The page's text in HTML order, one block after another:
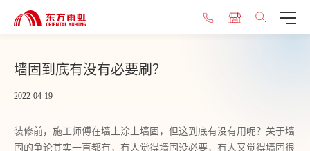
墙固到底有没有必要刷？
2022-04-19
装修前，施工师傅在墙上涂上墙固，但这到底有没有用呢？关于墙
固的争论其实一直都有，有人觉得墙固没必要，有人又觉得墙固很